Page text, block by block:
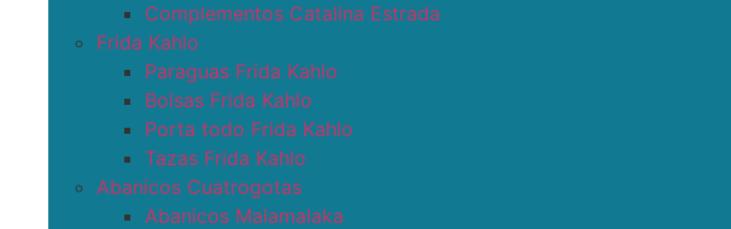
Complementos Catalina Estrada
Frida Kahlo
Paraguas Frida Kahlo
Bolsas Frida Kahlo
Porta todo Frida Kahlo
Tazas Frida Kahlo
Abanicos Cuatrogotas
Abanicos Malamalaka